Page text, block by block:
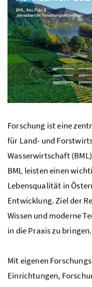
Forschung ist eine
für Land- und
Wasserwirtschaft (BML
BML leisten einen
Lebensqualität in
Entwicklung. Ziel der
Wissen und moderne
in die Praxis zu bringen.
Mit eigenen
Einrichtungen,